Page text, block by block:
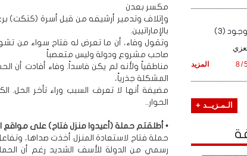
مكسر بعدن
وإتلاف وتدمير أرشيفه من قبل أسرة (كتكت)
بالإماراتيين.
وتقول وفاء، أن ما تعرض له فتاح سواء من
صاحب مشروع ودولة وليس متعصباً
مناطقياً ولأنه لم يكن فاسداً. وفاء أفادت أن
المشكلة جذرياً،
مضيفة أنها لا تعرف السبب وراء تأخر الحل.
الحوار..
• أطلقتم حملة (أعيدوا منزل فتاح) على مواقع
حملة فتاح لاستعادة المنزل أخذت صداها،
رسمي من الدولة للأسف الشديد رغم أن
(3)
المزيد 8/
الـمـزيــد +